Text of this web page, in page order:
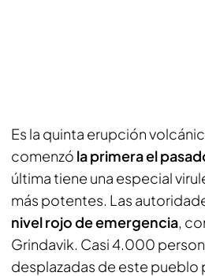
Es la quinta erupción
comenzó la primera el
última tiene una especial
más potentes. Las
nivel rojo de emergencia,
Grindavik. Casi 4.000
desplazadas de este